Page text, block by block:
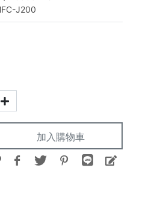
J200
加入購物車